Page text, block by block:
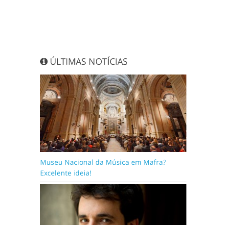
ÚLTIMAS NOTÍCIAS
Museu Nacional da Música em Mafra?
Excelente ideia!